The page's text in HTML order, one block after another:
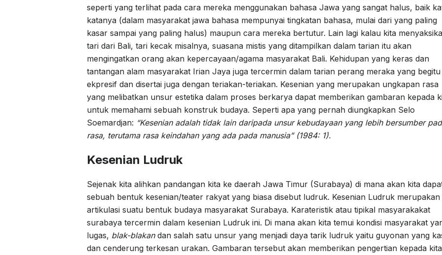
seperti yang terlihat pada cara mereka menggunakan bahasa Jawa yang sangat halus, baik
katanya (dalam masyarakat jawa bahasa mempunyai tingkatan bahasa, mulai dari yang paling
kasar sampai yang paling halus) maupun cara mereka bertutur. Lain lagi kalau kita
tari dari Bali, tari kecak misalnya, suasana mistis yang ditampilkan dalam tarian itu akan
mengingatkan orang akan kepercayaan/agama masyarakat Bali. Kehidupan yang keras dan
tantangan alam masyarakat Irian Jaya juga tercermin dalam tarian perang meraka yang begitu
ekpresif dan disertai juga dengan teriakan-teriakan. Kesenian yang merupakan ungkapan rasa
yang melibatkan unsur estetika dalam proses berkarya dapat memberikan gambaran kepada
untuk memahami sebuah konstruk budaya. Seperti apa yang pernah diungkapkan Selo
Soemardjan: “Kesenian adalah tidak lain daripada unsur kebudayaan yang lebih bersumber
rasa, terutama rasa keindahan yang ada pada manusia” (1984: 1).
Kesenian Ludruk
Sejenak kita alihkan pandangan kita ke daerah Jawa Timur (Surabaya) di mana akan kita
sebuah bentuk kesenian/teater rakyat yang biasa disebut ludruk. Kesenian Ludruk merupakan
artikulasi suatu bentuk budaya masyarakat Surabaya. Karateristik atau tipikal masyarakakat
surabaya tercermin dalam kesenian Ludruk ini. Di mana akan kita temui kondisi masyarakat
lugas, blak-blakandan salah satu unsur yang menjadi daya tarik ludruk yaitu guyonan yang
dan cenderung terkesan urakan. Gambaran tersebut akan memberikan pengertian kepada kita